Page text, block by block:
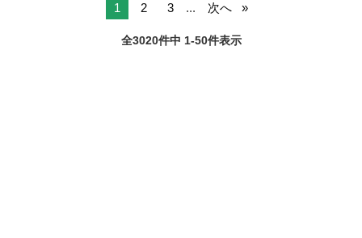
1 2 3 ... 次へ
全3020件中 1-50件表示